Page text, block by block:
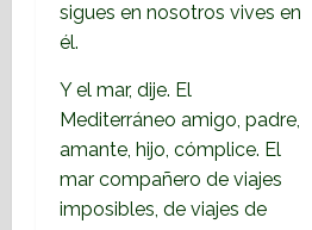
sigues en nosotros vives en
él.
Y el mar, dije. El
Mediterráneo amigo, padre,
amante, hijo, cómplice. El
mar compañero de viajes
imposibles, de viajes de